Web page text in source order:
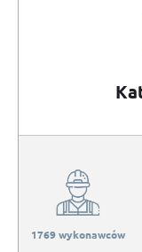
1769 wykonawców